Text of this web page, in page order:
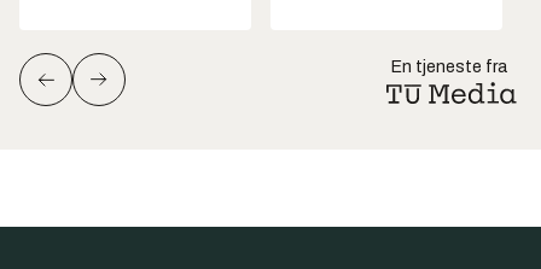
En tjeneste fra